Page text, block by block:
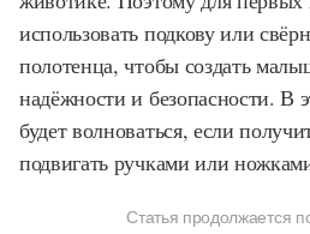
использовать подкову или
полотенца, чтобы создать
надёжности и безопасности. В
будет волноваться, если
подвигать ручками или
Статья продолжается